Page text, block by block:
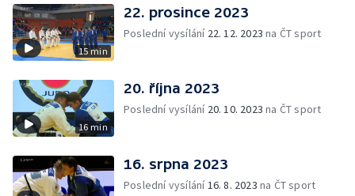
15 min
22. prosince 2023
Poslední vysílání 22. 12. 2023 na ČT sport
16 min
20. října 2023
Poslední vysílání 20. 10. 2023 na ČT sport
16. srpna 2023
Poslední vysílání16. 8. 2023 na ČT sport